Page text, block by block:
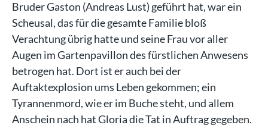
Bruder Gaston (Andreas Lust) geführt hat, war ein
Scheusal, das für die gesamte Familie bloß
Verachtung übrig hatte und seine Frau vor aller
Augen im Gartenpavillon des fürstlichen Anwesens
betrogen hat. Dort ist er auch bei der
Auftaktexplosion ums Leben gekommen; ein
Tyrannenmord, wie er im Buche steht, und allem
Anschein nach hat Gloria die Tat in Auftrag gegeben.